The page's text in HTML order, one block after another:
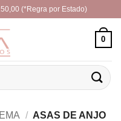
(*Regra por Estado)
0
/ ASAS DE ANJO